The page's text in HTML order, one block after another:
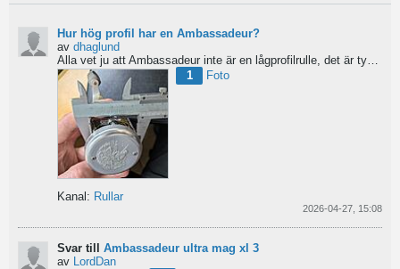
Hur hög profil har en Ambassadeur?
av dhaglund
Alla vet ju att Ambassadeur inte är en lågprofilrulle, det är tydligt. Men hur hög profil har de egentligen?...
1
Foto
Kanal: Rullar
2026-04-27, 15:08
Svar till Ambassadeur ultra mag xl 3
av LordDan